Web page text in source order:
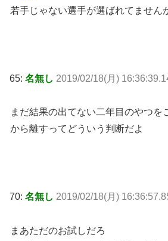
若手じゃない選手が選ばれてません
65: 名無し 2019/02/18(月)
まだ結果の出てない二年目のやつを
から離すってどういう判断だよ
70: 名無し 2019/02/18(月)
まあただのお試しだろ